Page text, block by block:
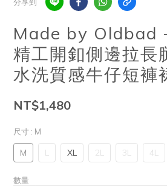
Made by Oldbad
精工開釦側邊拉長
水洗質感牛仔短褲
NT$1,480
尺寸 : M
M L XL 2L 3L 4L
數量